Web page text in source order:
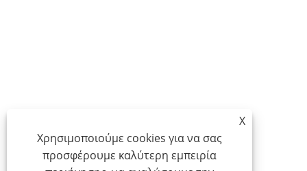
X
Χρησιμοποιούμε cookies για να σας
προσφέρουμε καλύτερη εμπειρία